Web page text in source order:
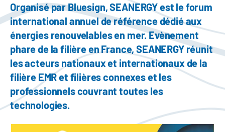
Organisé par Bluesign, SEANERGY est le forum
international annuel de référence dédié aux
énergies renouvelables en mer. Evènement
phare de la filière en France, SEANERGY réunit
les acteurs nationaux et internationaux de la
filière EMR et filières connexes et les
professionnels couvrant toutes les
technologies.